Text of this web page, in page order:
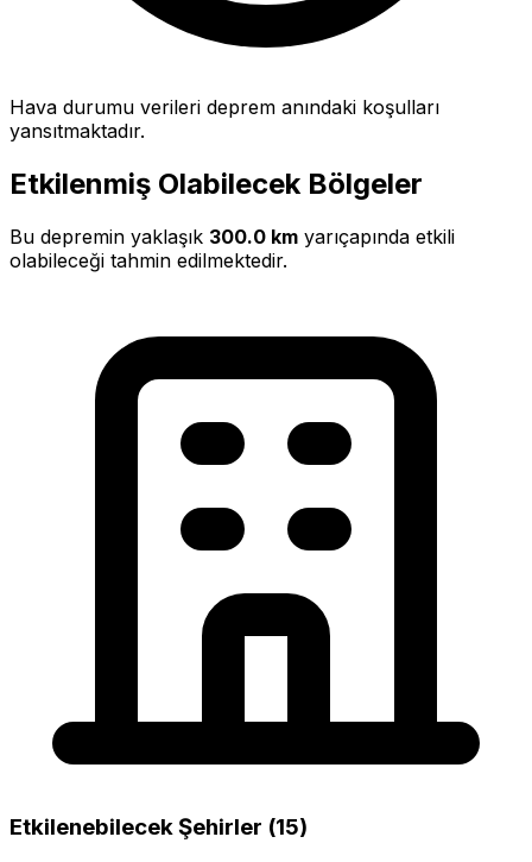
Hava durumu verileri deprem anındaki koşulları
yansıtmaktadır.
Etkilenmiş Olabilecek Bölgeler
Bu depremin yaklaşık 300.0 km yarıçapında etkili
olabileceği tahmin edilmektedir.
Etkilenebilecek Şehirler (15)